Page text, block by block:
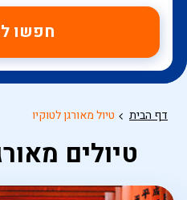
חפשו
דף הבית טיול מאורגן לטוקיו
טיולים